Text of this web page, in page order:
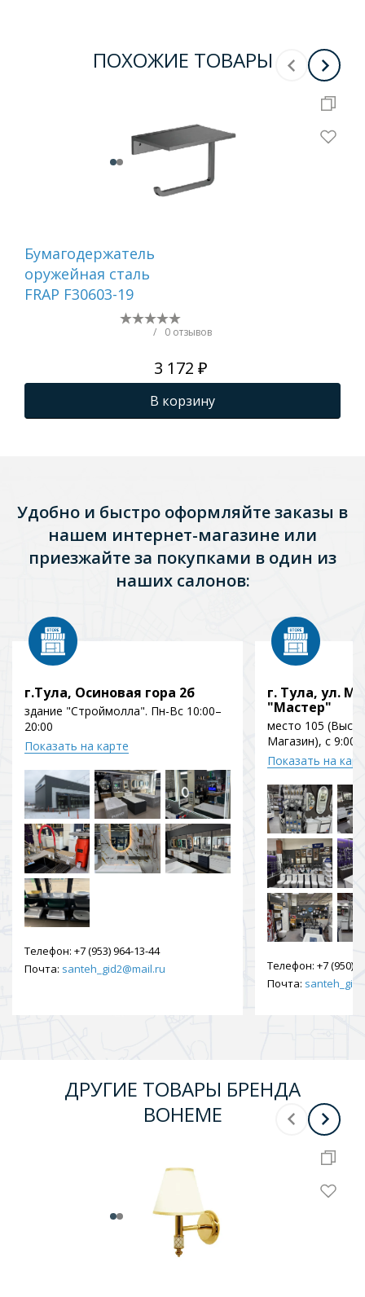
ПОХОЖИЕ ТОВАРЫ
Бумагодержатель
оружейная сталь
FRAP F30603-19
/ 0 отзывов
3 172 ₽
В корзину
Удобно и быстро оформляйте заказы в
нашем интернет-магазине или
приезжайте за покупками в один из
наших салонов:
г.Тула, Осиновая гора 2б
здание "Строймолла". Пн-Вс 10:00–
20:00
Показать на карте
Телефон: +7 (953) 964-13-44
Почта: santeh_gid2@mail.ru
г. Тула, ул.
"Мастер"
место 105
Магазин), с 9:00
Показать на
Телефон: +7 (950)
Почта:
ДРУГИЕ ТОВАРЫ БРЕНДА
BOHEME